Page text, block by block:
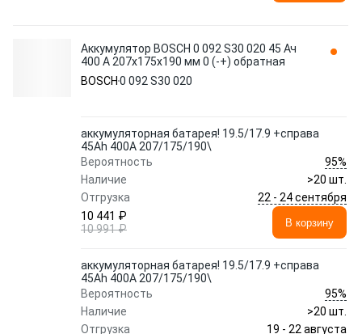
Аккумулятор BOSCH 0 092 S30 020 45 Ач
400 А 207x175x190 мм 0 (-+) обратная
BOSCH 0 092 S30 020
аккумуляторная батарея! 19.5/17.9 +справа
45Ah 400A 207/175/190\
Вероятность
95%
Наличие
>20 шт.
Отгрузка
22 - 24 сентября
10 441 ₽
10 991 ₽
В корзину
аккумуляторная батарея! 19.5/17.9 +справа
45Ah 400A 207/175/190\
Вероятность
95%
Наличие
>20 шт.
Отгрузка
19 - 22 августа